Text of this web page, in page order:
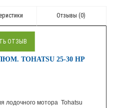
ОТЗЫВ
Отзывы (0)
TOHATSU 25-30 HP
лодочного мотора Tohatsu